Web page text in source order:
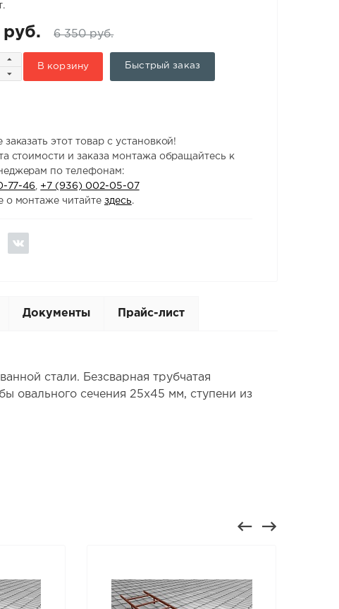
6 350 руб.
В корзину Быстрый заказ
этот товар с установкой!
стоимости и заказа монтажа обращайтесь к
по телефонам:
77-46
+7 (936) 002-05-07
о монтаже читайте здесь.
Документы Прайс-лист
стали. Безсварная трубчатая
овального сечения 25х45 мм, ступени из